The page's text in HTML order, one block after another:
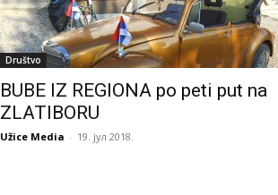
Društvo
BUBE IZ REGIONA po peti put na
ZLATIBORU
Užice Media - 19. јул 2018.